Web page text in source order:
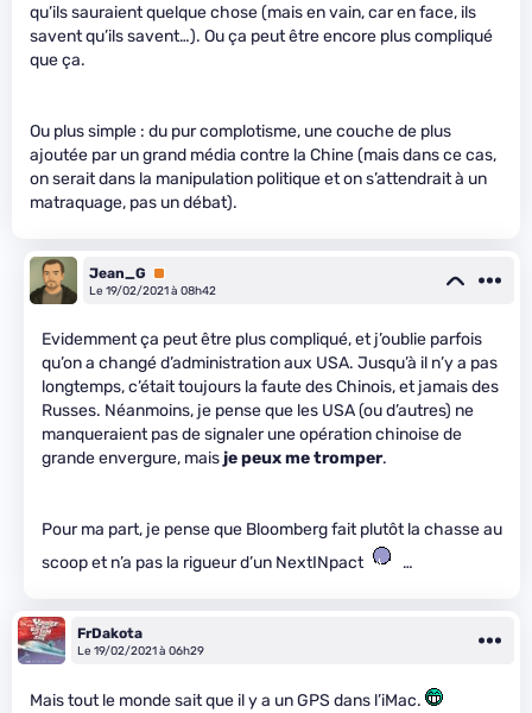
qu’ils sauraient quelque chose (mais en vain, car en face, ils
savent qu’ils savent…). Ou ça peut être encore plus compliqué
que ça.
Ou plus simple : du pur complotisme, une couche de plus
ajoutée par un grand média contre la Chine (mais dans ce cas,
on serait dans la manipulation politique et on s’attendrait à un
matraquage, pas un débat).
Jean_G
Premium
Le 19/02/2021 à 08h42
Evidemment ça peut être plus compliqué, et j’oublie parfois
qu’on a changé d’administration aux USA. Jusqu’à il n’y a pas
longtemps, c’était toujours la faute des Chinois, et jamais des
Russes. Néanmoins, je pense que les USA (ou d’autres) ne
manqueraient pas de signaler une opération chinoise de
grande envergure, mais je peux me tromper.
Pour ma part, je pense que Bloomberg fait plutôt la chasse au
scoop et n’a pas la rigueur d’un NextINpact
…
FrDakota
Le 19/02/2021 à 06h29
Mais tout le monde sait que il y a un GPS dans l’iMac.